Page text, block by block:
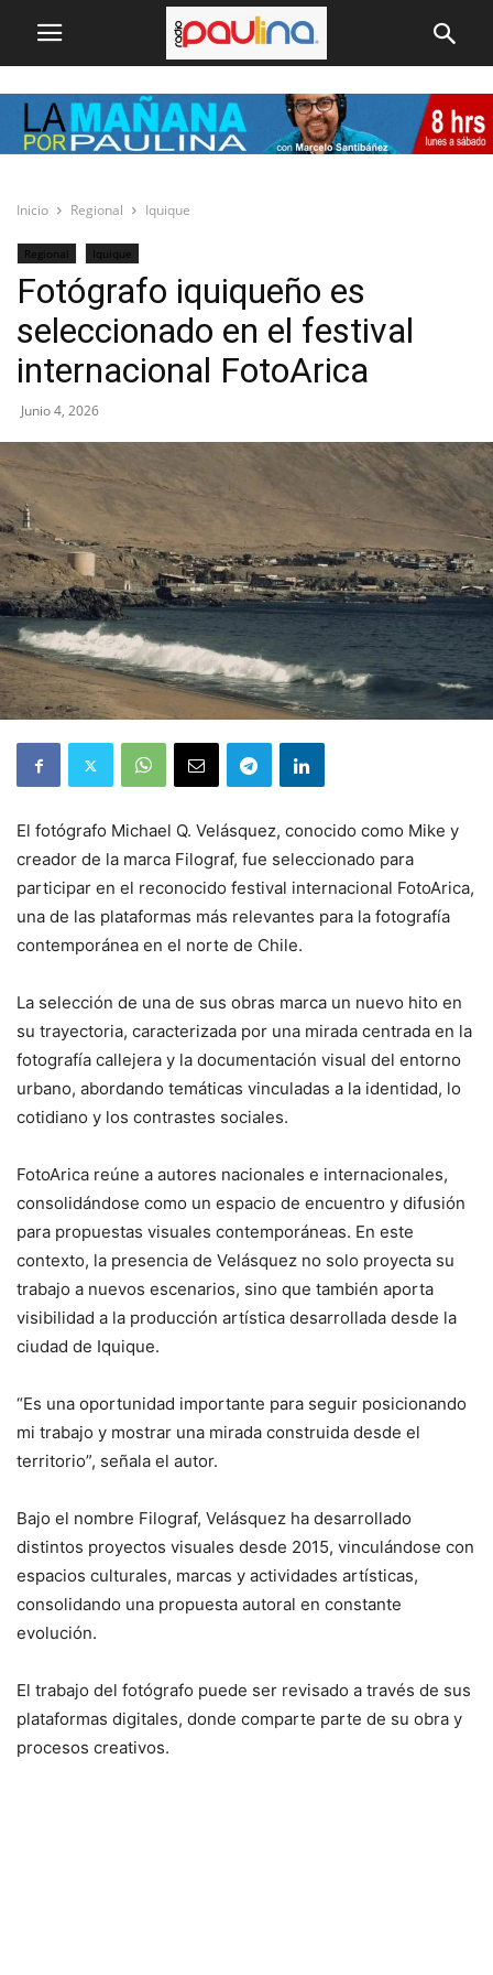
Inicio Regional Iquique
Regional Iquique
Fotógrafo iquiqueño es
seleccionado en el festival
internacional FotoArica
Junio 4, 2026
El fotógrafo Michael Q. Velásquez, conocido como Mike y
creador de la marca Filograf, fue seleccionado para
participar en el reconocido festival internacional FotoArica,
una de las plataformas más relevantes para la fotografía
contemporánea en el norte de Chile.
La selección de una de sus obras marca un nuevo hito en
su trayectoria, caracterizada por una mirada centrada en la
fotografía callejera y la documentación visual del entorno
urbano, abordando temáticas vinculadas a la identidad, lo
cotidiano y los contrastes sociales.
FotoArica reúne a autores nacionales e internacionales,
consolidándose como un espacio de encuentro y difusión
para propuestas visuales contemporáneas. En este
contexto, la presencia de Velásquez no solo proyecta su
trabajo a nuevos escenarios, sino que también aporta
visibilidad a la producción artística desarrollada desde la
ciudad de Iquique.
“Es una oportunidad importante para seguir posicionando
mi trabajo y mostrar una mirada construida desde el
territorio”, señala el autor.
Bajo el nombre Filograf, Velásquez ha desarrollado
distintos proyectos visuales desde 2015, vinculándose con
espacios culturales, marcas y actividades artísticas,
consolidando una propuesta autoral en constante
evolución.
El trabajo del fotógrafo puede ser revisado a través de sus
plataformas digitales, donde comparte parte de su obra y
procesos creativos.